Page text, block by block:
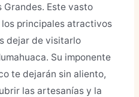
Grandes. Este vasto
principales atractivos
dejar de visitarlo
Su imponente
te dejarán sin aliento,
las artesanías y la